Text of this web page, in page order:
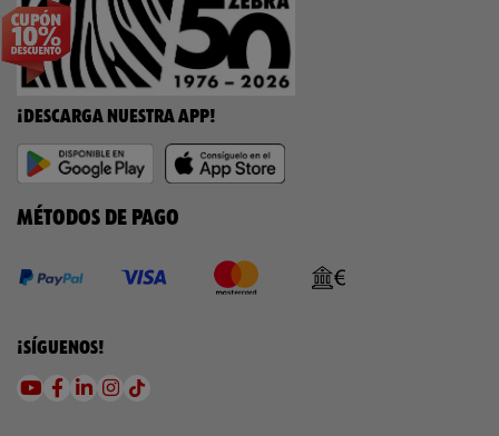
¡DESCARGA NUESTRA APP!
MÉTODOS DE PAGO
¡SÍGUENOS!